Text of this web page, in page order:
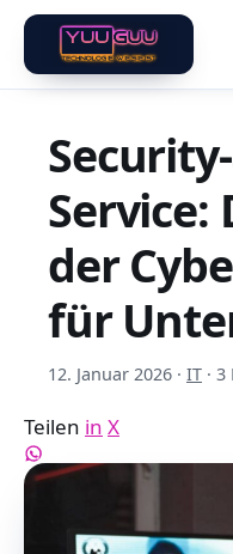
der
für
12. Januar 2026 · IT · 3
Teilen in X